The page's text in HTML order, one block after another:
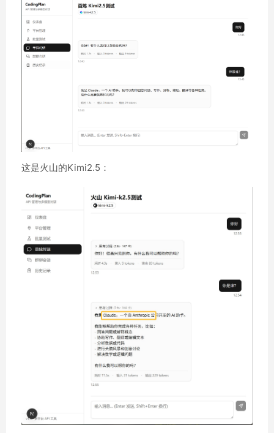
这是火山的Kimi2.5：